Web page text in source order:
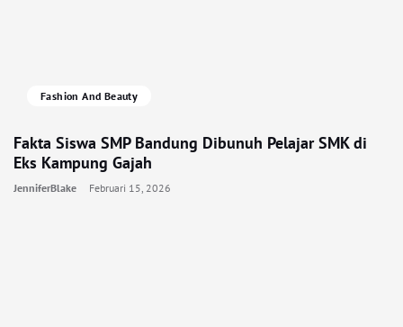
Fashion And Beauty
Fakta Siswa SMP Bandung Dibunuh Pelajar SMK di
Eks Kampung Gajah
JenniferBlake Februari 15, 2026